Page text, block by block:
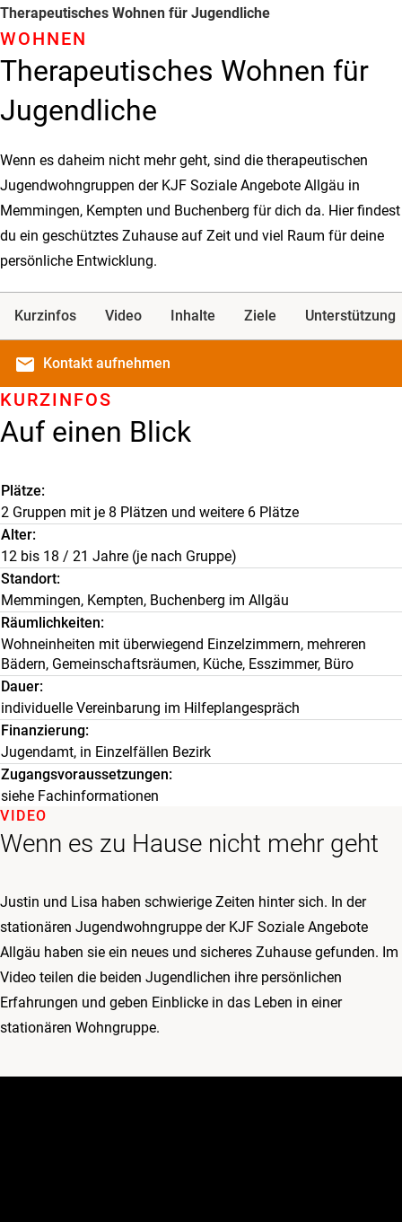
Therapeutisches Wohnen für Jugendliche
Therapeutisches Wohnen für
Jugendliche
WOHNEN
Wenn es daheim nicht mehr geht, sind die therapeutischen
Jugendwohngruppen der KJF Soziale Angebote Allgäu in
Memmingen, Kempten und Buchenberg für dich da. Hier findest
du ein geschütztes Zuhause auf Zeit und viel Raum für deine
persönliche Entwicklung.
Kurzinfos Video Inhalte Ziele Unterstützung
email Kontakt aufnehmen
Auf einen Blick
KURZINFOS
Plätze
2 Gruppen mit je 8 Plätzen und weitere 6 Plätze
Alter
12 bis 18 / 21 Jahre (je nach Gruppe)
Standort
Memmingen, Kempten, Buchenberg im Allgäu
Räumlichkeiten
Wohneinheiten mit überwiegend Einzelzimmern, mehreren
Bädern, Gemeinschaftsräumen, Küche, Esszimmer, Büro
Dauer
individuelle Vereinbarung im Hilfeplangespräch
Finanzierung
Jugendamt, in Einzelfällen Bezirk
Zugangsvoraussetzungen
siehe Fachinformationen
Wenn es zu Hause nicht mehr geht
VIDEO
Justin und Lisa haben schwierige Zeiten hinter sich. In der
stationären Jugendwohngruppe der KJF Soziale Angebote
Allgäu haben sie ein neues und sicheres Zuhause gefunden. Im
Video teilen die beiden Jugendlichen ihre persönlichen
Erfahrungen und geben Einblicke in das Leben in einer
stationären Wohngruppe.